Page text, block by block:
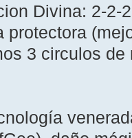
Divina: 2-2-2
protectora
3 circulos de